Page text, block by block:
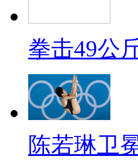
拳击49公
陈若琳卫